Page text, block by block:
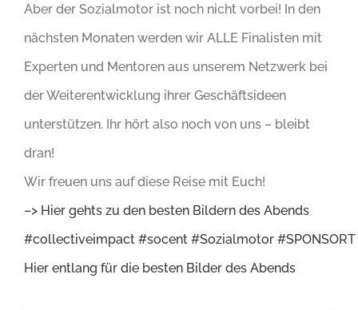
Aber der Sozialmotor ist noch nicht vorbei! In den
nächsten Monaten werden wir ALLE Finalisten mit
Experten und Mentoren aus unserem Netzwerk bei
der Weiterentwicklung ihrer Geschäftsideen
unterstützen. Ihr hört also noch von uns – bleibt
dran!
Wir freuen uns auf diese Reise mit Euch!
–> Hier gehts zu den besten Bildern des Abends
#collectiveimpact #socent #Sozialmotor #SPONSORT
Hier entlang für die besten Bilder des Abends